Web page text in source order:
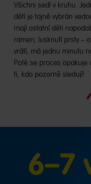
Všichni sedí v kruhu.
dětí je tajně vybrán
mají ostatní děti
ramen, lusknutí prsty –
vrátí, má jednu minutu
Poté se proces opakuje
ti, kdo pozorně sledují!
6–7